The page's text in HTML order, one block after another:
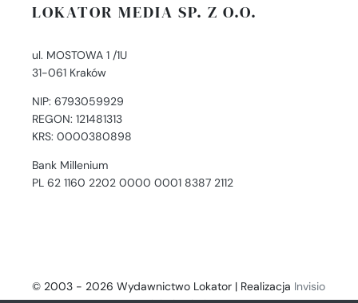
LOKATOR MEDIA SP. Z O.O.
ul. MOSTOWA 1 /1U
31-061 Kraków
NIP: 6793059929
REGON: 121481313
KRS: 0000380898
Bank Millenium
PL 62 1160 2202 0000 0001 8387 2112
© 2003 - 2026 Wydawnictwo Lokator | Realizacja Invisio